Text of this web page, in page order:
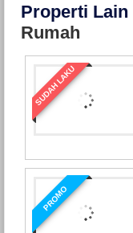
Properti Lain
Rumah
SUDAH LAKU
PROMO